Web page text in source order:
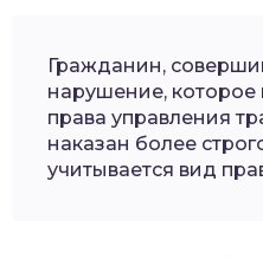
Гражданин,
нарушение,
права управления
наказан более
учитывается вид